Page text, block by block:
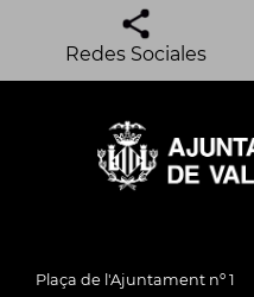
Redes Sociales
Plaça de l'Ajuntament nº 1